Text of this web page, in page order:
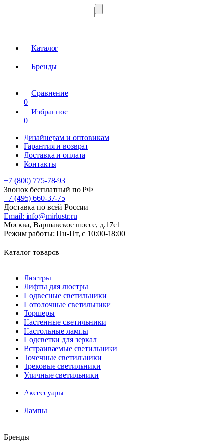
Каталог
Бренды
Сравнение
0
Избранное
0
Дизайнерам и оптовикам
Гарантия и возврат
Доставка и оплата
Контакты
+7 (800) 775-78-93
Звонок бесплатный по РФ
+7 (495) 660-37-75
Доставка по всей России
Email: info@mirlustr.ru
Москва, Варшавское шоссе, д.17c1
Режим работы: Пн-Пт, с 10:00-18:00
Каталог товаров
Люстры
Лифты для люстры
Подвесные светильники
Потолочные светильники
Торшеры
Настенные светильники
Настольные лампы
Подсветки для зеркал
Встраиваемые светильники
Точечные светильники
Трековые светильники
Уличные светильники
Аксессуары
Лампы
Бренды